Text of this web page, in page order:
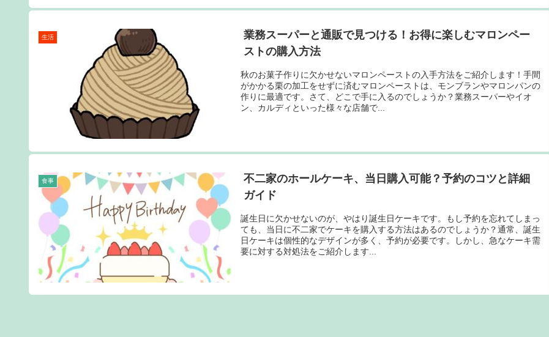
生活
業務スーパーと通販で見つける！お得に楽しむマロンペー
ストの購入方法
秋のお菓子作りに欠かせないマロンペーストの入手方法をご紹介します！手間
がかかる栗の加工をせずに済むマロンペーストは、モンブランやマロンパンの
作りに最適です。さて、どこで手に入るのでしょうか？業務スーパーやイオ
ン、カルディといった様々な店舗で...
食事
不二家のホールケーキ、当日購入可能？予約のコツと詳細
ガイド
誕生日に欠かせないのが、やはり誕生日ケーキです。もし予約を忘れてしまっ
ても、当日に不二家でケーキを購入する方法はあるのでしょうか？通常、誕生
日ケーキは個性的なデザインが多く、予約が必要です。しかし、急なケーキ需
要に対する対処法をご紹介します...